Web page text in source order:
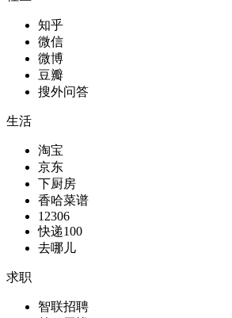
知乎
微信
微博
豆瓣
搜外问答
生活
淘宝
京东
下厨房
香哈菜谱
12306
快递100
去哪儿
求职
智联招聘